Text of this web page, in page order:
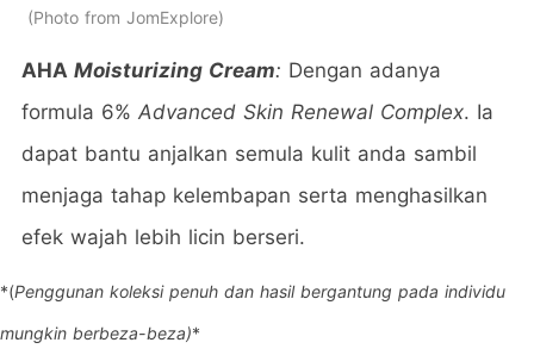
Photo from JomExplore
AHA Moisturizing Cream: Dengan adanya
formula 6% Advanced Skin Renewal Complex. Ia
dapat bantu anjalkan semula kulit anda sambil
menjaga tahap kelembapan serta menghasilkan
efek wajah lebih licin berseri.
*(Penggunan koleksi penuh dan hasil bergantung pada individu
mungkin berbeza-beza)*